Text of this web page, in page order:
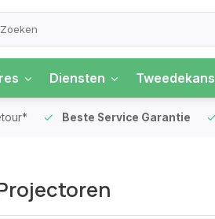
Diensten Tweedekans
Beste Service Garantie